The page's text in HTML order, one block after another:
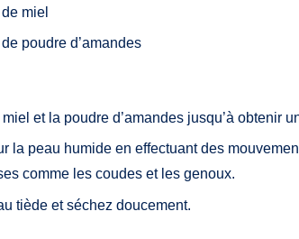
miel
poudre d’amandes
et la poudre d’amandes jusqu’à obtenir
la peau humide en effectuant des
comme les coudes et les genoux.
tiède et séchez doucement.